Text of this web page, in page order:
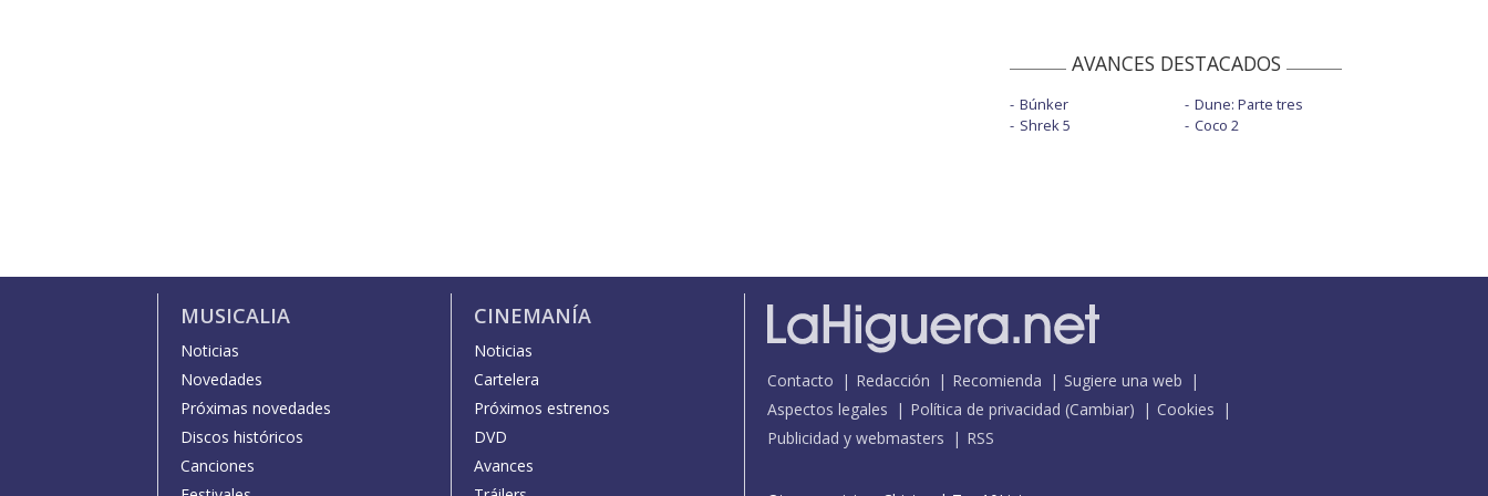
AVANCES DESTACADOS
Búnker
Shrek 5
Dune: Parte tres
Coco 2
MUSICALIA
Noticias
Novedades
Próximas novedades
Discos históricos
Canciones
CINEMANÍA
Noticias
Cartelera
Próximos estrenos
DVD
Avances
Contacto Redacción Recomienda
Sugiere una web
Aspectos legales
Política de privacidad (Cambiar)
Cookies
Publicidad y webmasters
RSS